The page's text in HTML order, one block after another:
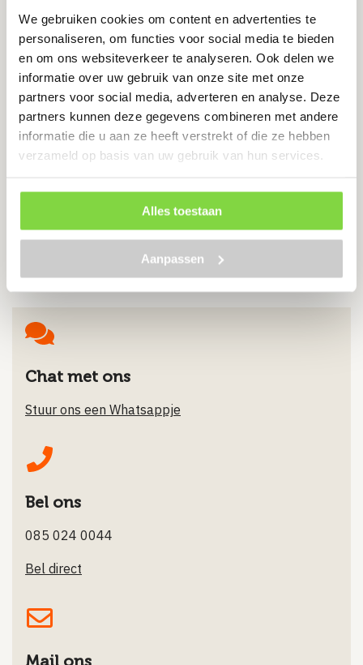
We gebruiken cookies om content en advertenties te
personaliseren, om functies voor social media te bieden
en om ons websiteverkeer te analyseren. Ook delen we
informatie over uw gebruik van onze site met onze
partners voor social media, adverteren en analyse. Deze
partners kunnen deze gegevens combineren met andere
informatie die u aan ze heeft verstrekt of die ze hebben
verzameld op basis van uw gebruik van hun services.
Alles toestaan
Aanpassen
boorpunt | pozi | 200 Stuks
Geschikt voor staal en hout
€23.99
Bekijk product
Chat met ons
Stuur ons een Whatsappje
Bel ons
085 024 0044
Bel direct